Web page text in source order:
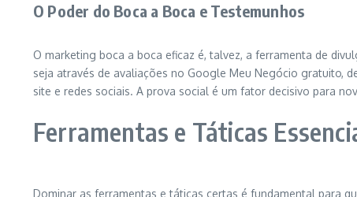
O Poder do Boca a Boca e Testemunhos
O marketing boca a boca eficaz é, talvez, a ferramenta de
seja através de avaliações no Google Meu Negócio gratuito,
site e redes sociais. A prova social é um fator decisivo para
Ferramentas e Táticas
Dominar as ferramentas e táticas certas é fundamental para